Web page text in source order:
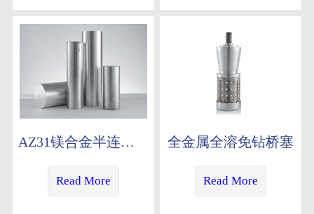
AZ31镁合金半连续铸棒
Read More
全金属全溶免钻桥塞
Read More